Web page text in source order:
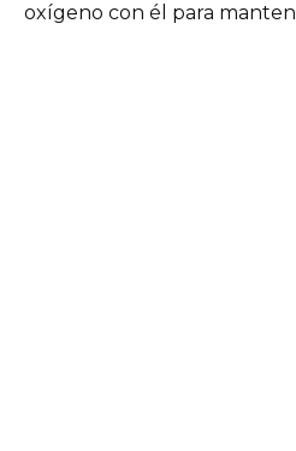
oxígeno con él para